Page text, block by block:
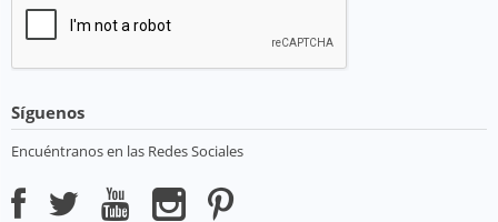
Síguenos
Encuéntranos en las Redes Sociales